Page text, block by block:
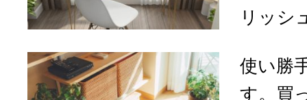
リッシ
使い勝
す。買